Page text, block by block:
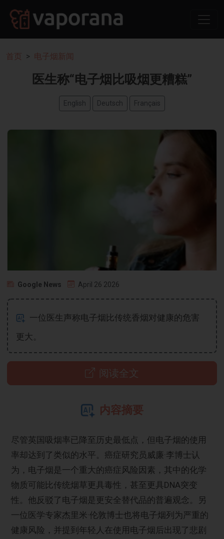
首页 电子烟新闻
医生称“电子烟比吸烟更糟糕”
English Deutsch Français
Google News April 26 2026
一位医生声称电子烟比传统香烟对健康的危害
更大。
阅读全文
内容摘要
尽管英国吸烟率已降至历史最低点，但电子烟的使用
率却达到了类似的水平。癌症研究员威廉·李博士认
为，电子烟是一个重大的癌症风险因素，其中的化学
物质可能比传统烟草更具毒性，甚至更具DNA突变
性。他反驳了电子烟是更安全替代品的普遍观念。另
一位医学专家杰里米·伦敦博士也将电子烟列为严重的
健康风险，并提到年轻人在使用电子烟后出现了悲剧